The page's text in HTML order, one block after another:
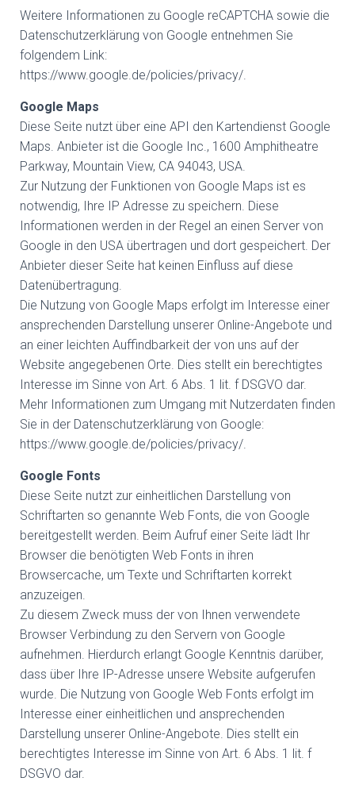
Weitere Informationen zu Google reCAPTCHA sowie die
Datenschutzerklärung von Google entnehmen Sie
folgendem Link:
https://www.google.de/policies/privacy/.
Google Maps
Diese Seite nutzt über eine API den Kartendienst Google
Maps. Anbieter ist die Google Inc., 1600 Amphitheatre
Parkway, Mountain View, CA 94043, USA.
Zur Nutzung der Funktionen von Google Maps ist es
notwendig, Ihre IP Adresse zu speichern. Diese
Informationen werden in der Regel an einen Server von
Google in den USA übertragen und dort gespeichert. Der
Anbieter dieser Seite hat keinen Einfluss auf diese
Datenübertragung.
Die Nutzung von Google Maps erfolgt im Interesse einer
ansprechenden Darstellung unserer Online-Angebote und
an einer leichten Auffindbarkeit der von uns auf der
Website angegebenen Orte. Dies stellt ein berechtigtes
Interesse im Sinne von Art. 6 Abs. 1 lit. f DSGVO dar.
Mehr Informationen zum Umgang mit Nutzerdaten finden
Sie in der Datenschutzerklärung von Google:
https://www.google.de/policies/privacy/.
Google Fonts
Diese Seite nutzt zur einheitlichen Darstellung von
Schriftarten so genannte Web Fonts, die von Google
bereitgestellt werden. Beim Aufruf einer Seite lädt Ihr
Browser die benötigten Web Fonts in ihren
Browsercache, um Texte und Schriftarten korrekt
anzuzeigen.
Zu diesem Zweck muss der von Ihnen verwendete
Browser Verbindung zu den Servern von Google
aufnehmen. Hierdurch erlangt Google Kenntnis darüber,
dass über Ihre IP-Adresse unsere Website aufgerufen
wurde. Die Nutzung von Google Web Fonts erfolgt im
Interesse einer einheitlichen und ansprechenden
Darstellung unserer Online-Angebote. Dies stellt ein
berechtigtes Interesse im Sinne von Art. 6 Abs. 1 lit. f
DSGVO dar.